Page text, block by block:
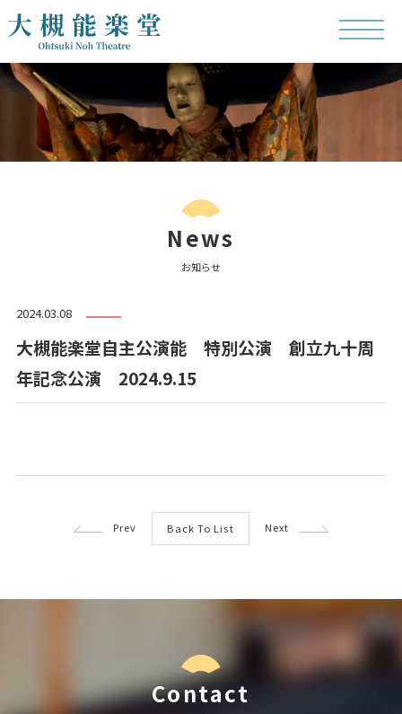
News
お知らせ
2024.03.08
大槻能楽堂自主公演能 特別公演 創立九十周
年記念公演 2024.9.15
Prev Back To List Next
Contact